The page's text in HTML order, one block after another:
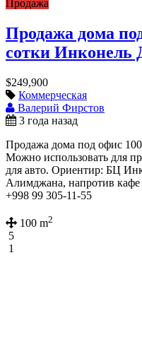
Продажа
Продажа дома
сотки Инконель
$249,900
Коммерческая
Валерий Фирстов
3 года назад
Продажа дома под офис
Можно использовать для
для авто. Ориентир: БЦ
Алимджана, напротив
+998 99 305-11-55
100 m2
5
1